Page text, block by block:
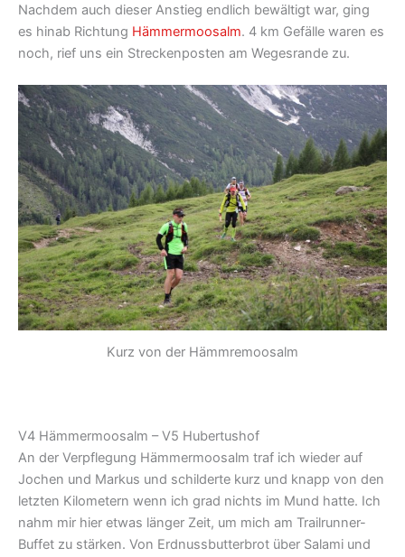
Nachdem auch dieser Anstieg endlich bewältigt war, ging
es hinab Richtung Hämmermoosalm. 4 km Gefälle waren es
noch, rief uns ein Streckenposten am Wegesrande zu.
Kurz von der Hämmremoosalm
V4 Hämmermoosalm – V5 Hubertushof
An der Verpflegung Hämmermoosalm traf ich wieder auf
Jochen und Markus und schilderte kurz und knapp von den
letzten Kilometern wenn ich grad nichts im Mund hatte. Ich
nahm mir hier etwas länger Zeit, um mich am Trailrunner-
Buffet zu stärken. Von Erdnussbutterbrot über Salami und